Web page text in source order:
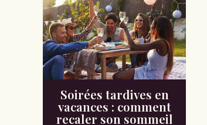
Soirées tardives en
vacances : comment
recaler son sommeil